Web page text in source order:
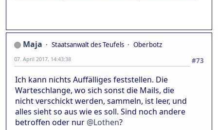
Maja Staatsanwalt des Teufels
Oberbotz
#73
07. April 2017, 14:43:38
Ich kann nichts Auffälliges feststellen. Die
Warteschlange, wo sich sonst die Mails, die
nicht verschickt werden, sammeln, ist leer, und
alles sieht so aus wie es soll. Sind noch andere
betroffen oder nur @Lothen?